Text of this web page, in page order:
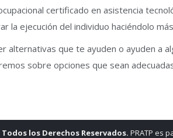
certificado en asistencia
la ejecución del individuo haciéndolo
alternativas que te ayuden o ayuden a
sobre opciones que sean
Todos los Derechos Reservados. PRATP es